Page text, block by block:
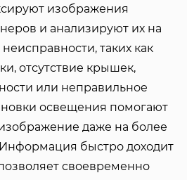
изображения
и анализируют их на
таких как
отсутствие крышек,
или неправильное
освещения помогают
даже на более
Информация быстро доходит
своевременно